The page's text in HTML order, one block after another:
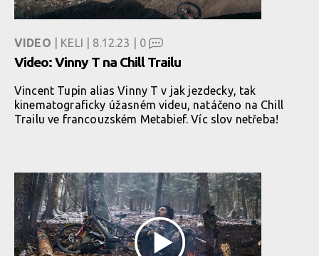
VIDEO | KELI | 8.12.23 | 0
Video: Vinny T na Chill Trailu
Vincent Tupin alias Vinny T v jak jezdecky, tak
kinematograficky úžasném videu, natáčeno na Chill
Trailu ve francouzském Metabief. Víc slov netřeba!